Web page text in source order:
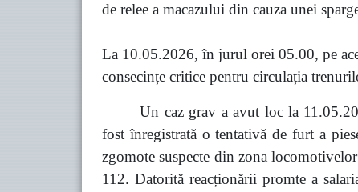
de relee a macazului din cauza unei
La 10.05.2026, în jurul orei 05.00, pe
consecințe critice pentru circulația
Un caz grav a avut loc la
fost înregistrată o tentativă de furt a
zgomote suspecte din zona
112. Datorită reacționării promte a